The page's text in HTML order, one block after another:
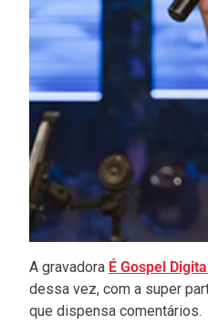
A gravadora É Gospel
dessa vez, com a super
que dispensa comentários.